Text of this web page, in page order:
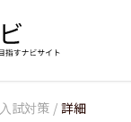
入試対策 / 詳細